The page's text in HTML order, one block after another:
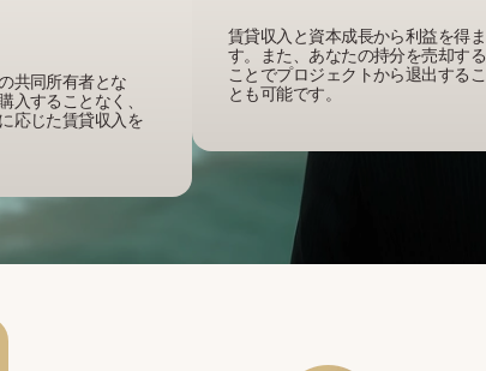
共同所有者とな
入することなく、
応じた賃貸収入を
賃貸収入と資本成長から利益を得ま
す。また、あなたの持分を売却する
ことでプロジェクトから退出するこ
とも可能です。